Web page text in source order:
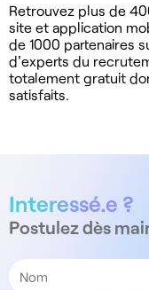
Retrouvez plus de
site et application
de 1000 partenaires
d'experts du
totalement gratuit
satisfaits.
Interessé.e ?
Postulez dès